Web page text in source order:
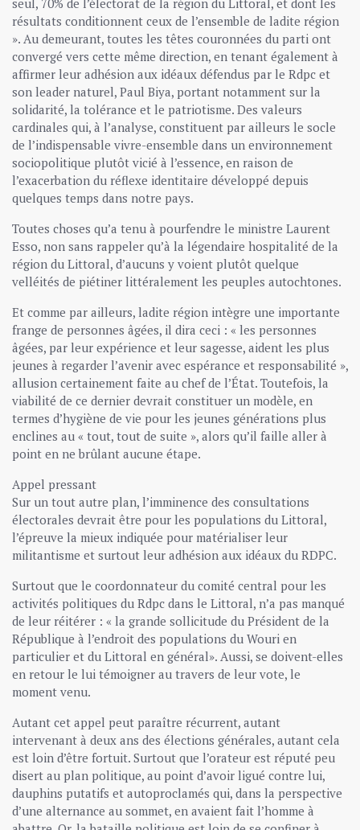
seul, 70% de l’électorat de la région du Littoral, et dont les
résultats conditionnent ceux de l’ensemble de ladite région
». Au demeurant, toutes les têtes couronnées du parti ont
convergé vers cette même direction, en tenant également à
affirmer leur adhésion aux idéaux défendus par le Rdpc et
son leader naturel, Paul Biya, portant notamment sur la
solidarité, la tolérance et le patriotisme. Des valeurs
cardinales qui, à l’analyse, constituent par ailleurs le socle
de l’indispensable vivre-ensemble dans un environnement
sociopolitique plutôt vicié à l’essence, en raison de
l’exacerbation du réflexe identitaire développé depuis
quelques temps dans notre pays.
Toutes choses qu’a tenu à pourfendre le ministre Laurent
Esso, non sans rappeler qu’à la légendaire hospitalité de la
région du Littoral, d’aucuns y voient plutôt quelque
velléités de piétiner littéralement les peuples autochtones.
Et comme par ailleurs, ladite région intègre une importante
frange de personnes âgées, il dira ceci : « les personnes
âgées, par leur expérience et leur sagesse, aident les plus
jeunes à regarder l’avenir avec espérance et responsabilité »,
allusion certainement faite au chef de l’État. Toutefois, la
viabilité de ce dernier devrait constituer un modèle, en
termes d’hygiène de vie pour les jeunes générations plus
enclines au « tout, tout de suite », alors qu’il faille aller à
point en ne brûlant aucune étape.
Appel pressant
Sur un tout autre plan, l’imminence des consultations
électorales devrait être pour les populations du Littoral,
l’épreuve la mieux indiquée pour matérialiser leur
militantisme et surtout leur adhésion aux idéaux du RDPC.
Surtout que le coordonnateur du comité central pour les
activités politiques du Rdpc dans le Littoral, n’a pas manqué
de leur réitérer : « la grande sollicitude du Président de la
République à l’endroit des populations du Wouri en
particulier et du Littoral en général». Aussi, se doivent-elles
en retour le lui témoigner au travers de leur vote, le
moment venu.
Autant cet appel peut paraître récurrent, autant
intervenant à deux ans des élections générales, autant cela
est loin d’être fortuit. Surtout que l’orateur est réputé peu
disert au plan politique, au point d’avoir ligué contre lui,
dauphins putatifs et autoproclamés qui, dans la perspective
d’une alternance au sommet, en avaient fait l’homme à